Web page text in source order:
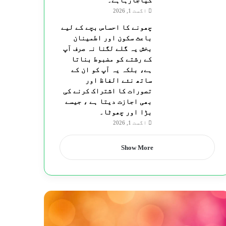
اگست 1, 2026
چھونے کا احساس بچے کے لیے
باعث سکون اور اطمینان
بخش یہ گلے لگنا نہ صرف آپ
کے رشتے کو مضبوط بناتا
ہے، بلکہ یہ آپ کو ان کے
ساتھ نئے الفاظ اور
تصورات کا اشتراک کرنے کی
بھی اجازت دیتا ہے ، جیسے
بڑا اور چھوٹا۔
اگست 1, 2026
Show More